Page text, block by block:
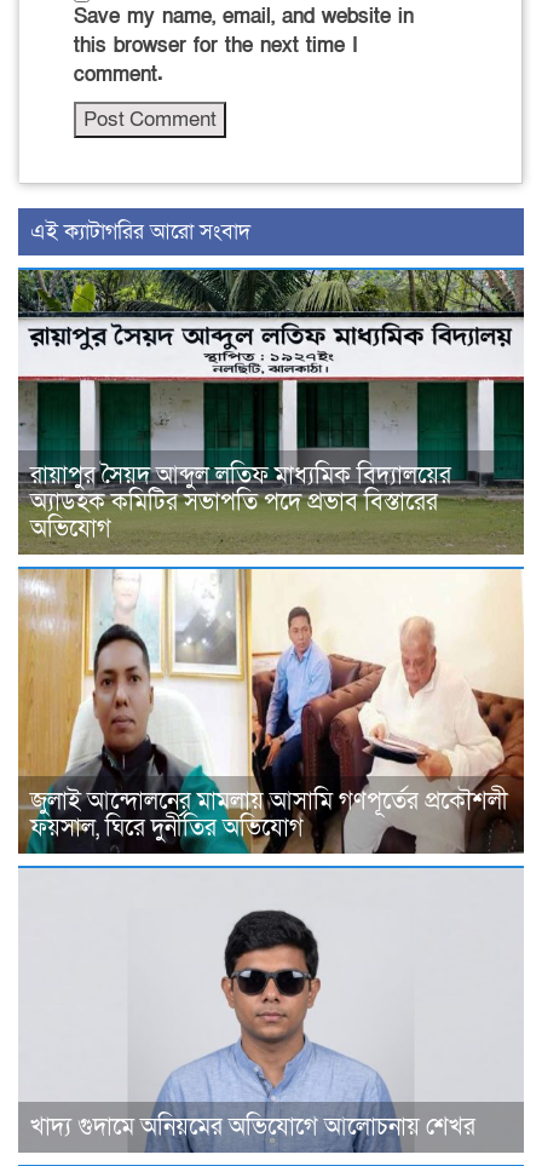
Save my name, email, and website in
this browser for the next time I
comment.
‍এই ক্যাটাগরির ‍আরো সংবাদ
রায়াপুর সৈয়দ আব্দুল লতিফ মাধ্যমিক বিদ্যালয়ের
অ্যাডহক কমিটির সভাপতি পদে প্রভাব বিস্তারের
অভিযোগ
জুলাই আন্দোলনের মামলায় আসামি গণপূর্তের প্রকৌশলী
ফয়সাল, ঘিরে দুর্নীতির অভিযোগ
খাদ্য গুদামে অনিয়মের অভিযোগে আলোচনায় শেখর